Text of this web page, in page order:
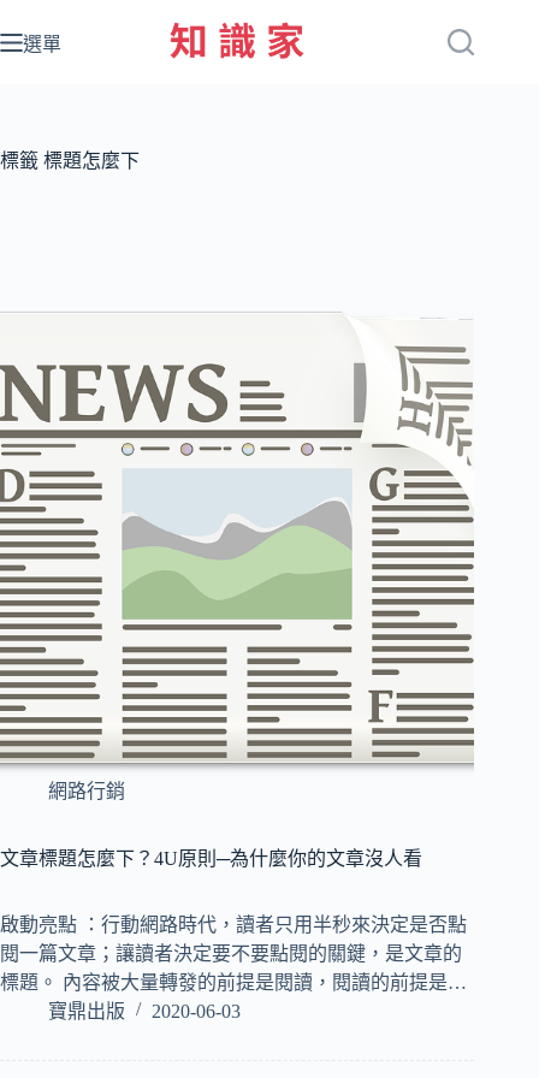
至
容
選單
標籤 標題怎麼下
網路行銷
文章標題怎麼下？4U原則─為什麼你的文章沒人看
啟動亮點 ：行動網路時代，讀者只用半秒來決定是否點
閱一篇文章；讓讀者決定要不要點閱的關鍵，是文章的
標題。 內容被大量轉發的前提是閱讀，閱讀的前提是…
寶鼎出版
2020-06-03